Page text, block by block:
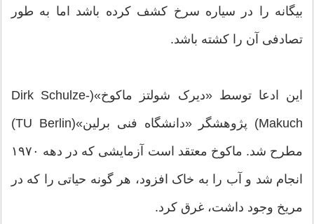
بیگانه را در سیاره سرخ کشف کرده باشد اما به طور
تصادفی آن را کشته باشد.
این ادعا توسط «دیرک شولتز ماکوخ»(Dirk Schulze-
Makuch) پژوهشگر «دانشگاه فنی برلین»(TU Berlin)
مطرح شد. ماکوخ معتقد است آزمایشی که در دهه ۱۹۷۰
انجام شد و آب را به خاک افزود، هر گونه حیاتی را که در
مریخ وجود داشت، غرق کرد.